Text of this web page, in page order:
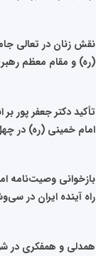
نقش زنان در تعالی
(ره) و مقام معظم
تأکید دکتر جعفر پور
امام خمینی (ره) در
بازخوانی وصیت‌نامه
راه آینده ایران در
همدلی و همفکری در